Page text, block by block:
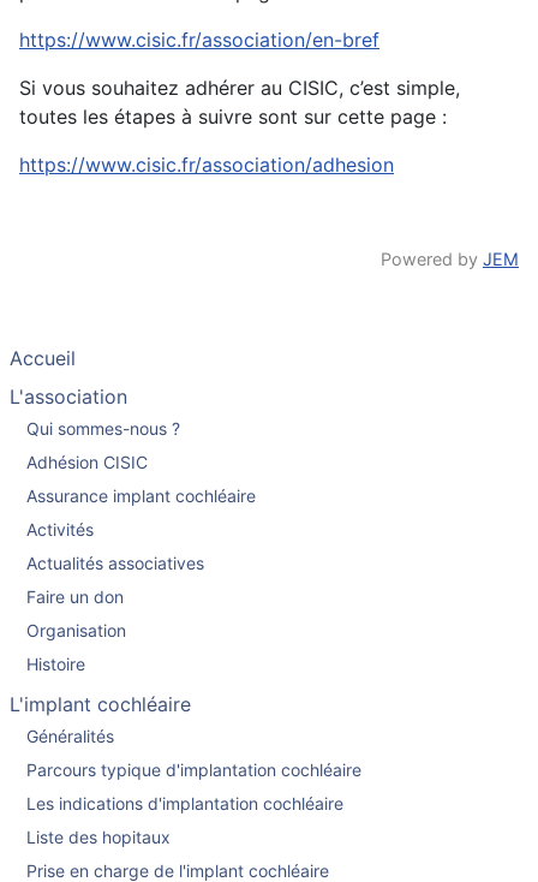
https://www.cisic.fr/association/en-bref
Si vous souhaitez adhérer au CISIC, c’est simple,
toutes les étapes à suivre sont sur cette page :
https://www.cisic.fr/association/adhesion
Powered by JEM
Accueil
L'association
Qui sommes-nous ?
Adhésion CISIC
Assurance implant cochléaire
Activités
Actualités associatives
Faire un don
Organisation
Histoire
L'implant cochléaire
Généralités
Parcours typique d'implantation cochléaire
Les indications d'implantation cochléaire
Liste des hopitaux
Prise en charge de l'implant cochléaire